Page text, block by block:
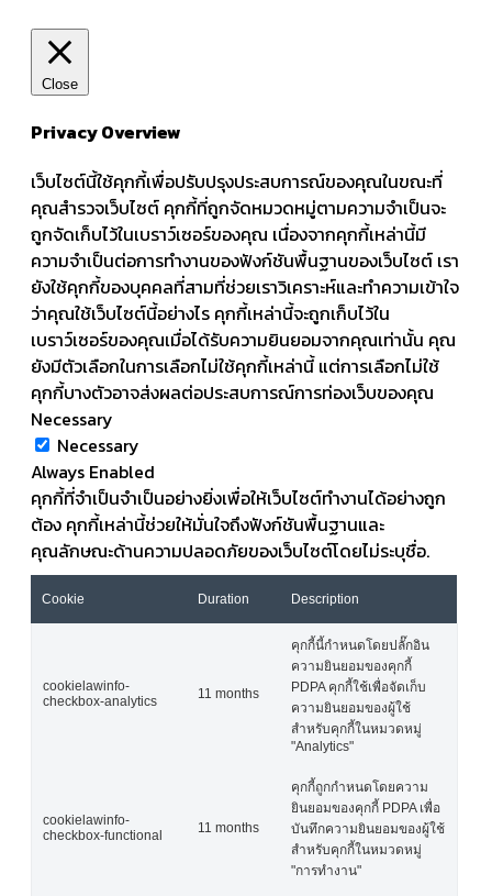
Close
Privacy Overview
เว็บไซต์นี้ใช้คุกกี้เพื่อปรับปรุงประสบการณ์ของคุณในขณะที่
คุณสำรวจเว็บไซต์ คุกกี้ที่ถูกจัดหมวดหมู่ตามความจำเป็นจะ
ถูกจัดเก็บไว้ในเบราว์เซอร์ของคุณ เนื่องจากคุกกี้เหล่านี้มี
ความจำเป็นต่อการทำงานของฟังก์ชันพื้นฐานของเว็บไซต์ เรา
ยังใช้คุกกี้ของบุคคลที่สามที่ช่วยเราวิเคราะห์และทำความเข้าใจ
ว่าคุณใช้เว็บไซต์นี้อย่างไร คุกกี้เหล่านี้จะถูกเก็บไว้ใน
เบราว์เซอร์ของคุณเมื่อได้รับความยินยอมจากคุณเท่านั้น คุณ
ยังมีตัวเลือกในการเลือกไม่ใช้คุกกี้เหล่านี้ แต่การเลือกไม่ใช้
คุกกี้บางตัวอาจส่งผลต่อประสบการณ์การท่องเว็บของคุณ
Necessary
Necessary
Always Enabled
คุกกี้ที่จำเป็นจำเป็นอย่างยิ่งเพื่อให้เว็บไซต์ทำงานได้อย่างถูก
ต้อง คุกกี้เหล่านี้ช่วยให้มั่นใจถึงฟังก์ชันพื้นฐานและ
คุณลักษณะด้านความปลอดภัยของเว็บไซต์โดยไม่ระบุชื่อ.
Cookie Duration Description
cookielawinfo-
checkbox-analytics
11 months
คุกกี้นี้กำหนดโดยปลั๊กอิน
ความยินยอมของคุกกี้
PDPA คุกกี้ใช้เพื่อจัดเก็บ
ความยินยอมของผู้ใช้
สำหรับคุกกี้ในหมวดหมู่
"Analytics"
cookielawinfo-
checkbox-functional
11 months
คุกกี้ถูกกำหนดโดยความ
ยินยอมของคุกกี้ PDPA เพื่อ
บันทึกความยินยอมของผู้ใช้
สำหรับคุกกี้ในหมวดหมู่
"การทำงาน"